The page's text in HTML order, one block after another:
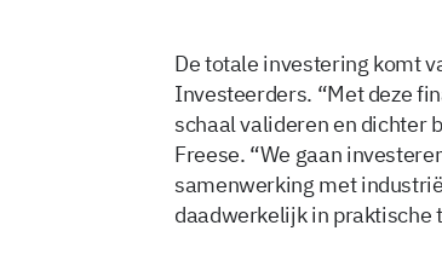
De totale investering komt
Investeerders. “Met deze
schaal valideren en dichter
Freese. “We gaan
samenwerking met
daadwerkelijk in praktische